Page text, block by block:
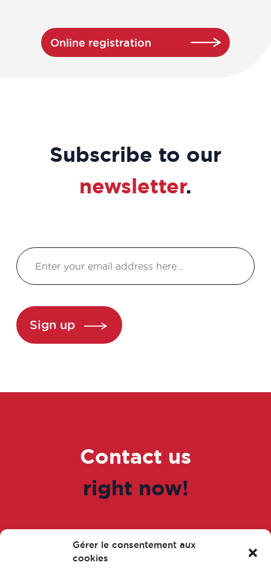
Gérer le consentement aux
cookies
Online registration
Subscribe to our
newsletter.
Sign up
Contact us
right now!
Go to the form